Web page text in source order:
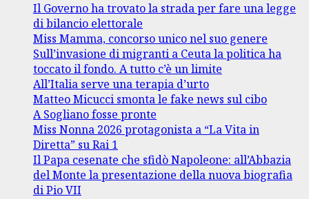
Il Governo ha trovato la strada per fare una legge
di bilancio elettorale
Miss Mamma, concorso unico nel suo genere
Sull’invasione di migranti a Ceuta la politica ha
toccato il fondo. A tutto c’è un limite
All’Italia serve una terapia d’urto
Matteo Micucci smonta le fake news sul cibo
A Sogliano fosse pronte
Miss Nonna 2026 protagonista a “La Vita in
Diretta” su Rai 1
Il Papa cesenate che sfidò Napoleone: all’Abbazia
del Monte la presentazione della nuova biografia
di Pio VII